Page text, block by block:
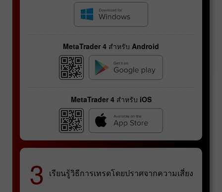
MetaTrader 4 สำหรับ Android
MetaTrader 4 สำหรับ iOS
3 เรียนรู้วิธีการเทรดโดยปราศจากความเสี่ยง
สัญญาฟิวเจอร์ส